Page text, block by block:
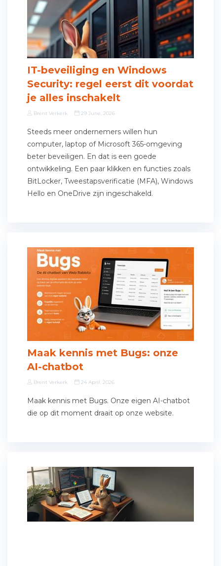
IT-beveiliging en Windows
Security: regel eerst dit voordat
je alles inschakelt
Brent Verkerk 29 June, 2026
Steeds meer ondernemers willen hun
computer, laptop of Microsoft 365-omgeving
beter beveiligen. En dat is een goede
ontwikkeling. Een paar klikken en functies zoals
BitLocker, Tweestapsverificatie (MFA), Windows
Hello en OneDrive zijn ingeschakeld.
Maak kennis met Bugs: onze
AI-chatbot
Brent Verkerk 24 April, 2026
Maak kennis met Bugs. Onze eigen AI-chatbot
die op dit moment draait op onze website.